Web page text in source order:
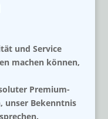
und Service
machen können,
Premium-
unser Bekenntnis